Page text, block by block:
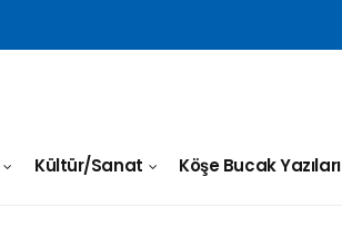
Kültür/Sanat Köşe Bucak Yazıları